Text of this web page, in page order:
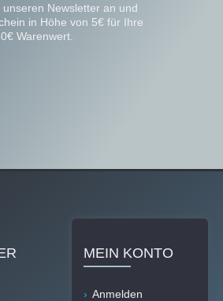
Newsletter an und
in Höhe von 5€ für Ihre
Warenwert.
MEIN KONTO
Anmelden